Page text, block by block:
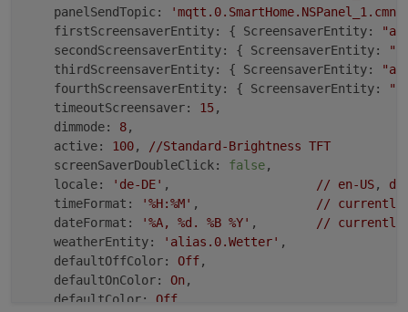
panelSendTopic:
firstScreensaverEntity:
{ ScreensaverEntity:
secondScreensaverEntity:
{ ScreensaverEntity:
thirdScreensaverEntity:
{ ScreensaverEntity:
fourthScreensaverEntity:
{ ScreensaverEntity:
timeoutScreensaver:
15,
dimmode:
8,
active:
100, //Standard-Brightness TFT
screenSaverDoubleClick:
false,
locale:
'de-DE' , // en-US,
timeFormat:
'%H:%M' , //
currently
dateFormat:
'%A, %d. %B %Y' , //
currently
weatherEntity:
'alias.0.Wetter' ,
defaultOffColor:
Off,
defaultOnColor:
On ,
defaultColor:
Off